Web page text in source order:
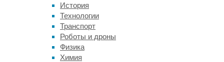
История
Технологии
Транспорт
Роботы и дроны
Физика
Химия
von
Zglinicki)
из
Университета
Ньюкасла.